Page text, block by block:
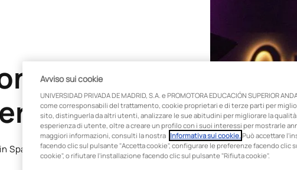
della
Spagna e diventa un musicista
Avviso sui cookie
UNIVERSIDAD PRIVADA DE MADRID, S.A. e PROMOTORA EDUCACIÓN SUPERIOR
come corresponsabili del trattamento, cookie proprietari e di terze parti per
sito, distinguerla da altri utenti, analizzare le sue abitudini per migliorare la
esperienza di utente, oltre a creare un profilo con i suoi interessi per mostrarle
maggiori informazioni, consulti la nostra Informativa sui cookie.Può accettare
facendo clic sul pulsante "Accetta cookie", configurare le preferenze facendo clic
cookie", o rifiutare l'installazione facendo clic sul pulsante "Rifiuta cookie".